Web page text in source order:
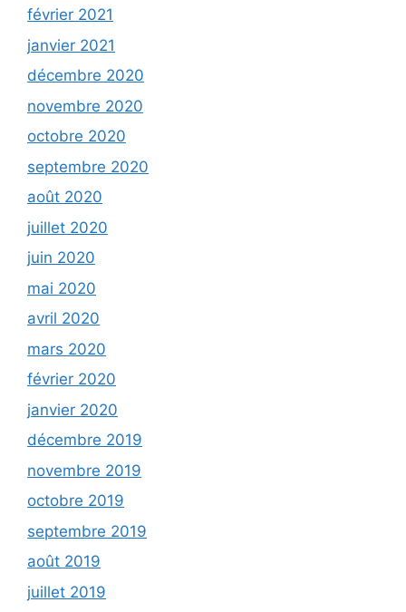
février 2021
janvier 2021
décembre 2020
novembre 2020
octobre 2020
septembre 2020
août 2020
juillet 2020
juin 2020
mai 2020
avril 2020
mars 2020
février 2020
janvier 2020
décembre 2019
novembre 2019
octobre 2019
septembre 2019
août 2019
juillet 2019